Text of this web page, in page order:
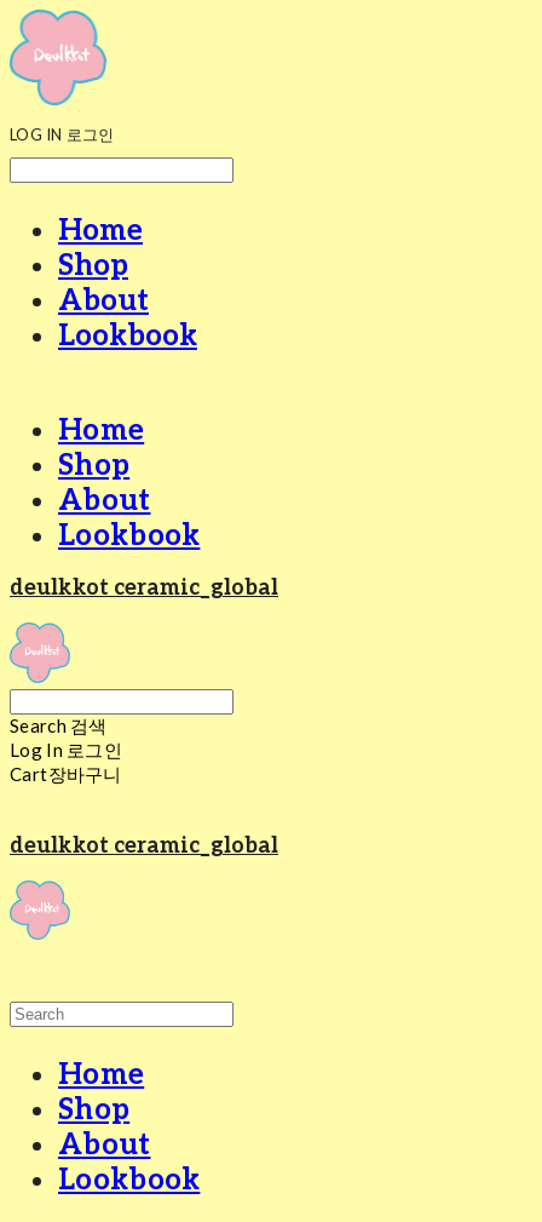
LOG IN 로그인
Home
Shop
About
Lookbook
Home
Shop
About
Lookbook
deulkkot ceramic_global
Search 검색
Log In 로그인
Cart장바구니
deulkkot ceramic_global
Home
Shop
About
Lookbook